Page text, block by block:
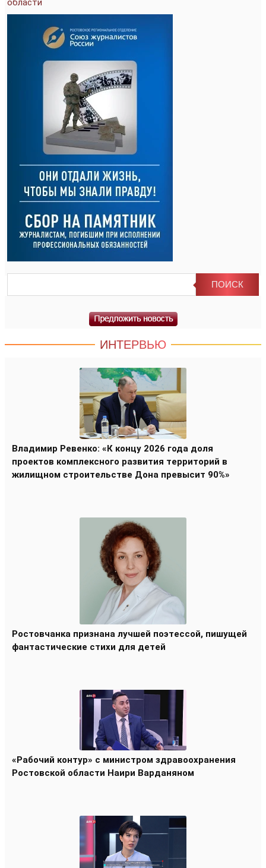
области
ИНТЕРВЬЮ
Владимир Ревенко: «К концу 2026 года доля
проектов комплексного развития территорий в
жилищном строительстве Дона превысит 90%»
Ростовчанка признана лучшей поэтессой, пишущей
фантастические стихи для детей
«Рабочий контур» с министром здравоохранения
Ростовской области Наири Варданяном